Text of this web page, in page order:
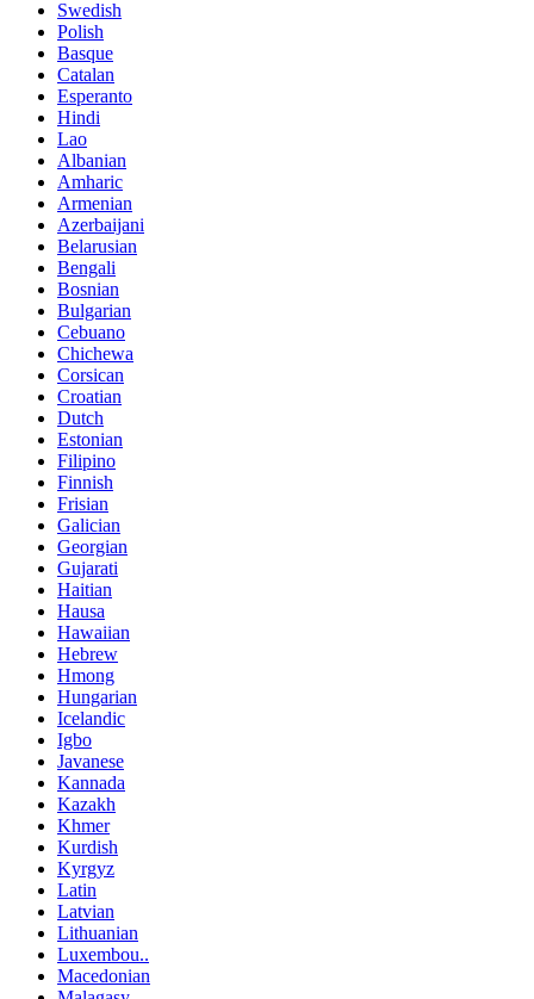
Swedish
Polish
Basque
Catalan
Esperanto
Hindi
Lao
Albanian
Amharic
Armenian
Azerbaijani
Belarusian
Bengali
Bosnian
Bulgarian
Cebuano
Chichewa
Corsican
Croatian
Dutch
Estonian
Filipino
Finnish
Frisian
Galician
Georgian
Gujarati
Haitian
Hausa
Hawaiian
Hebrew
Hmong
Hungarian
Icelandic
Igbo
Javanese
Kannada
Kazakh
Khmer
Kurdish
Kyrgyz
Latin
Latvian
Lithuanian
Luxembou..
Macedonian